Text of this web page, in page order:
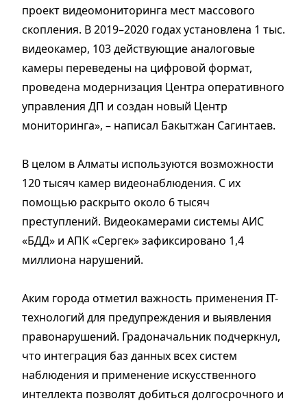
проект видеомониторинга мест массового
скопления. В 2019–2020 годах установлена 1 тыс.
видеокамер, 103 действующие аналоговые
камеры переведены на цифровой формат,
проведена модернизация Центра оперативного
управления ДП и создан новый Центр
мониторинга», – написал Бакытжан Сагинтаев.
В целом в Алматы используются возможности
120 тысяч камер видео­наблюдения. С их
помощью раскрыто около 6 тысяч
преступлений. Видеокамерами системы АИС
«БДД» и АПК «Сергек» зафиксировано 1,4
миллиона нарушений.
Аким города отметил важность применения IT-
технологий для преду­преждения и выявления
правонарушений. Градоначальник подчеркнул,
что интеграция баз данных всех систем
наблюдения и применение искусственного
интеллекта позволят добиться долгосрочного и